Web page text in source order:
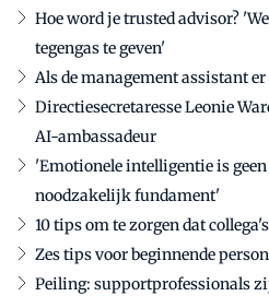
Hoe word je trusted advisor?
tegengas te geven'
Als de management assistant
Directiesecretaresse Leonie
AI-ambassadeur
'Emotionele intelligentie is
noodzakelijk fundament'
10 tips om te zorgen dat
Zes tips voor beginnende
Peiling: supportprofessionals